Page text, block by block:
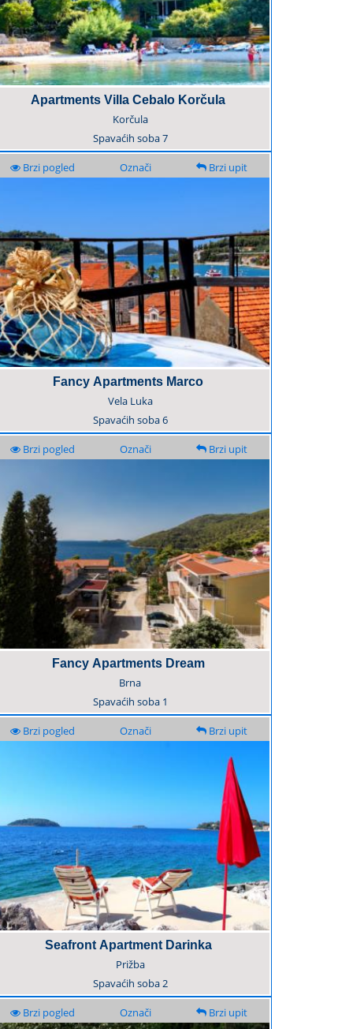
Apartments Villa Cebalo Korčula
Korčula
Spavaćih soba7
Brzi pogled Označi Brzi upit
Fancy Apartments Marco
Vela Luka
Spavaćih soba6
Brzi pogled Označi Brzi upit
Fancy Apartments Dream
Brna
Spavaćih soba 1
Brzi pogled Označi Brzi upit
Seafront Apartment Darinka
Prižba
Spavaćih soba2
Brzi pogled Označi Brzi upit